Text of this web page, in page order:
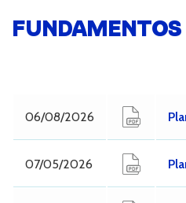
06/08/2026
07/05/2026